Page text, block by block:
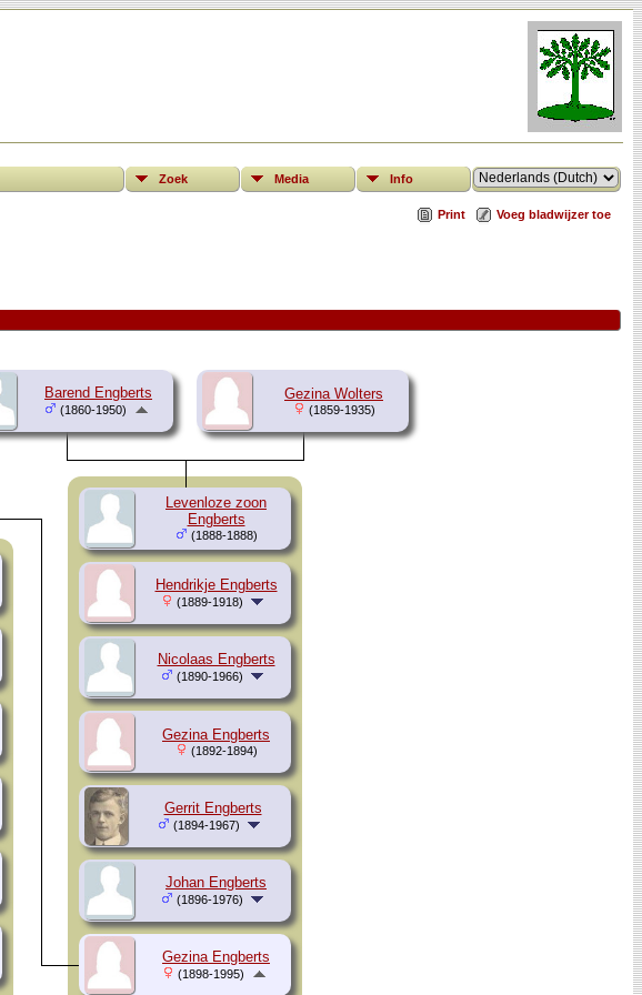
Zoek Media Info
Print Voeg bladwijzer toe
Barend Engberts
(1860-1950)
Gezina Wolters
(1859-1935)
Levenloze zoon
Engberts
(1888-1888)
Hendrikje Engberts
(1889-1918)
Nicolaas Engberts
(1890-1966)
Gezina Engberts
(1892-1894)
Gerrit Engberts
(1894-1967)
Johan Engberts
(1896-1976)
Gezina Engberts
(1898-1995)